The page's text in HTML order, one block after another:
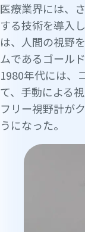
医療業界には、
する技術を導入
は、人間の視野
ムであるゴール
1980年代には、
て、手動による
フリー視野計が
うになった。